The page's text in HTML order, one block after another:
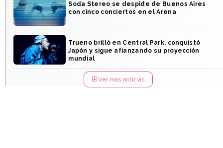
Soda Stereo se despide de Buenos Aires
con cinco conciertos en el Arena
Trueno brilló en Central Park, conquistó
Japón y sigue afianzando su proyección
mundial
Ver más noticias